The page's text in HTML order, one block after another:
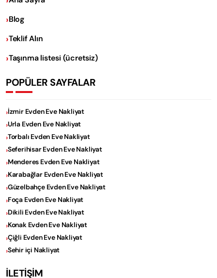
Blog
Teklif Alın
Taşınma listesi (ücretsiz)
POPÜLER SAYFALAR
İzmir Evden Eve Nakliyat
Urla Evden Eve Nakliyat
Torbalı Evden Eve Nakliyat
Seferihisar Evden Eve Nakliyat
Menderes Evden Eve Nakliyat
Karabağlar Evden Eve Nakliyat
Güzelbahçe Evden Eve Nakliyat
Foça Evden Eve Nakliyat
Dikili Evden Eve Nakliyat
Konak Evden Eve Nakliyat
Çiğli Evden Eve Nakliyat
Sehir içi Nakliyat
İLETİŞİM